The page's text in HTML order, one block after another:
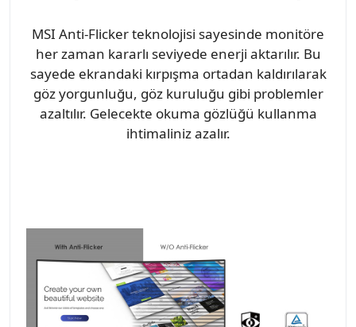
MSI Anti-Flicker teknolojisi sayesinde monitöre
her zaman kararlı seviyede enerji aktarılır. Bu
sayede ekrandaki kırpışma ortadan kaldırılarak
göz yorgunluğu, göz kuruluğu gibi problemler
azaltılır. Gelecekte okuma gözlüğü kullanma
ihtimaliniz azalır.